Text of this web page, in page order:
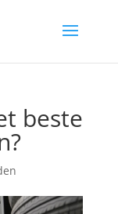
beste